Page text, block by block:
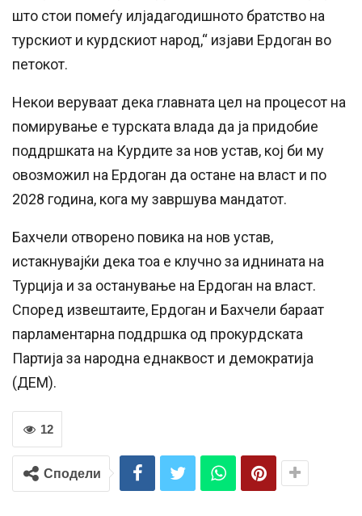
што стои помеѓу илјадагодишното братство на
турскиот и курдскиот народ,“ изјави Ердоган во
петокот.
Некои веруваат дека главната цел на процесот на
помирување е турската влада да ја придобие
поддршката на Курдите за нов устав, кој би му
овозможил на Ердоган да остане на власт и по
2028 година, кога му завршува мандатот.
Бахчели отворено повика на нов устав,
истакнувајќи дека тоа е клучно за иднината на
Турција и за останување на Ердоган на власт.
Според извештаите, Ердоган и Бахчели бараат
парламентарна поддршка од прокурдската
Партија за народна еднаквост и демократија
(ДЕМ).
12
Сподели